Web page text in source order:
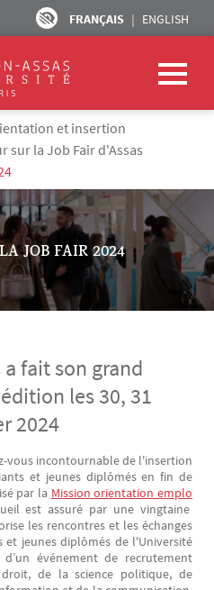
FRANÇAIS ENGLISH
et insertion
sur la Job Fair d'Assas
JOB FAIR 2024
a fait son grand
les 30, 31
2024
vous incontournable de l'insertion
et jeunes diplômés en fin de
par la Mission orientation emplo
est assuré par une vingtaine
les rencontres et les échanges
jeunes diplômés de l'Université
d’un événement de recrutement
de la science politique, de